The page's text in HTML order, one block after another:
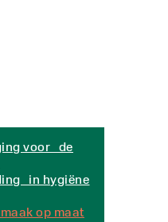
voor de
in hygiëne
op maat